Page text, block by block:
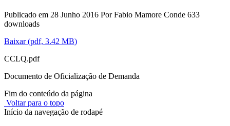
Publicado em 28 Junho 2016 PorFabio Mamore Conde 633
downloads
Baixar(pdf, 3.42 MB)
CCLQ.pdf
Documento de Oficialização de Demanda
Fim do conteúdo da página
Voltar para o topo
Início da navegação de rodapé